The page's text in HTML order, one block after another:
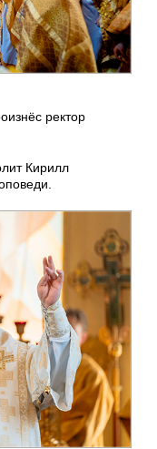
ректор
Кирилл